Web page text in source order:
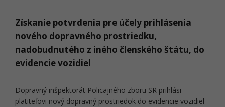
Získanie potvrdenia pre účely prihlásenia
nového dopravného prostriedku,
nadobudnutého z iného členského štátu, do
evidencie vozidiel
Dopravný inšpektorát Policajného zboru SR prihlási
platiteľovi nový dopravný prostriedok do evidencie vozidiel